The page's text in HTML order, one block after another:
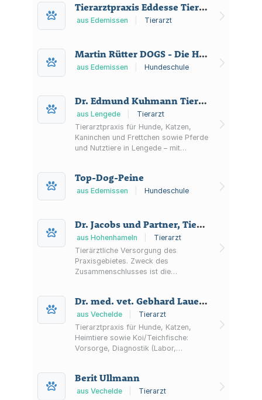
Tierarztpraxis Eddesse Tierarztpraxis
aus Edemissen Tierarzt
Martin Rütter DOGS - Die Hundeschulen für Menschen Hundeschule
aus Edemissen Hundeschule
Dr. Edmund Kuhmann Tierarztpraxis
aus Lengede
Tierarzt
Tierarztpraxis für Hunde, Katzen,
Kaninchen und Frettchen sowie Pferde
und Nutztiere in Lengede – mit
Hausbesuchen und stationärer
Behandlung.
Top-Dog-Peine
aus Edemissen Hundeschule
Dr. Jacobs und Partner, Tierärzte
aus Hohenhameln
Tierarzt
Tierärztliche Versorgung des
Praxisgebietes. Zweck des
Zusammenschlusses ist die
Praxisgebietes, eine Spezialisierung
der Vertragspartner auf einzelnen
Gebieten und eine ausgewogene
Verteilung der anfallenden Arbeiten.
Dabei sind alle für eine
beachten.
Dr. med. vet. Gebhard Lauenstein
aus Vechelde
Tierarzt
Tierarztpraxis für Hunde, Katzen,
Heimtiere sowie Koi/Teichfische:
Vorsorge, Diagnostik (Labor,
Vechelde OT Bodenstedt.
Berit Ullmann
aus Vechelde Tierarzt